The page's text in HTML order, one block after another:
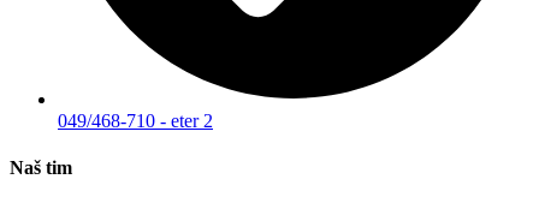
049/468-710 - eter 2
Naš tim